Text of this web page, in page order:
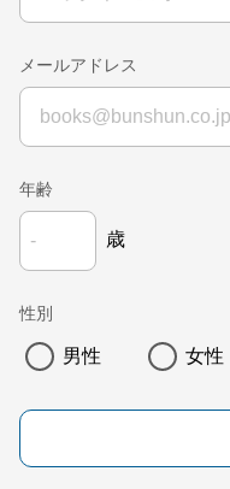
メールアドレス
年齢
歳
性別
男性 女性